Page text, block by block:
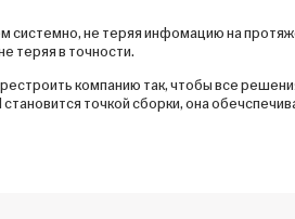
не теряя инфомацию на
теряя в точности.
компанию так, чтобы все
точкой сборки, она